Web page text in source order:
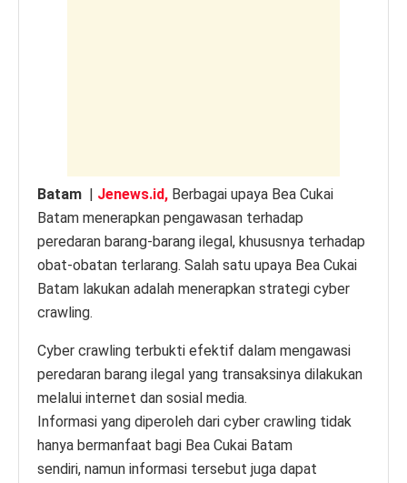
Batam Jenews.id, Berbagai upaya Bea Cukai
Batam menerapkan pengawasan terhadap
peredaran barang-barang ilegal, khususnya terhadap
obat-obatan terlarang. Salah satu upaya Bea Cukai
Batam lakukan adalah menerapkan strategi cyber
crawling.
Cyber crawling terbukti efektif dalam mengawasi
peredaran barang ilegal yang transaksinya dilakukan
melalui internet dan sosial media.
Informasi yang diperoleh dari cyber crawling tidak
hanya bermanfaat bagi Bea Cukai Batam
sendiri, namun informasi tersebut juga dapat